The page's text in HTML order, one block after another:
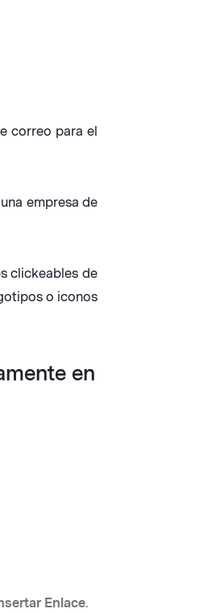
correo para el
empresa de
clickeables de
o iconos
en
Enlace.